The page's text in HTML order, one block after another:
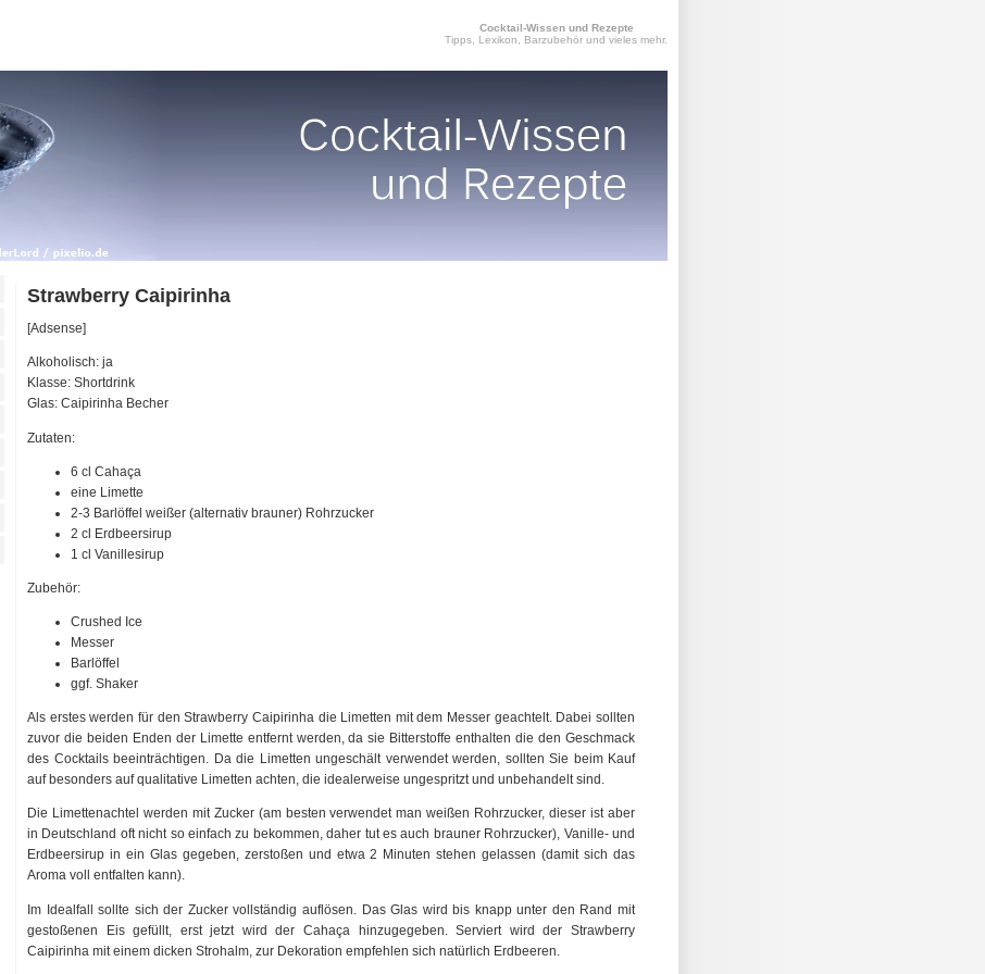
Cocktail-Wissen und Rezepte
Tipps, Lexikon, Barzubehör und vieles mehr.
Strawberry Caipirinha
[Adsense]
Alkoholisch: ja
Klasse: Shortdrink
Glas: Caipirinha Becher
Zutaten:
6 cl Cahaça
eine Limette
2-3 Barlöffel weißer (alternativ brauner) Rohrzucker
2 cl Erdbeersirup
1 cl Vanillesirup
Zubehör:
Crushed Ice
Messer
Barlöffel
ggf. Shaker
Als erstes werden für den Strawberry Caipirinha die Limetten mit dem Messer geachtelt. Dabei sollten
zuvor die beiden Enden der Limette entfernt werden, da sie Bitterstoffe enthalten die den Geschmack
des Cocktails beeinträchtigen. Da die Limetten ungeschält verwendet werden, sollten Sie beim Kauf
auf besonders auf qualitative Limetten achten, die idealerweise ungespritzt und unbehandelt sind.
Die Limettenachtel werden mit Zucker (am besten verwendet man weißen Rohrzucker, dieser ist aber
in Deutschland oft nicht so einfach zu bekommen, daher tut es auch brauner Rohrzucker), Vanille- und
Erdbeersirup in ein Glas gegeben, zerstoßen und etwa 2 Minuten stehen gelassen (damit sich das
Aroma voll entfalten kann).
Im Idealfall sollte sich der Zucker vollständig auflösen. Das Glas wird bis knapp unter den Rand mit
gestoßenen Eis gefüllt, erst jetzt wird der Cahaça hinzugegeben. Serviert wird der Strawberry
Caipirinha mit einem dicken Strohalm, zur Dekoration empfehlen sich natürlich Erdbeeren.